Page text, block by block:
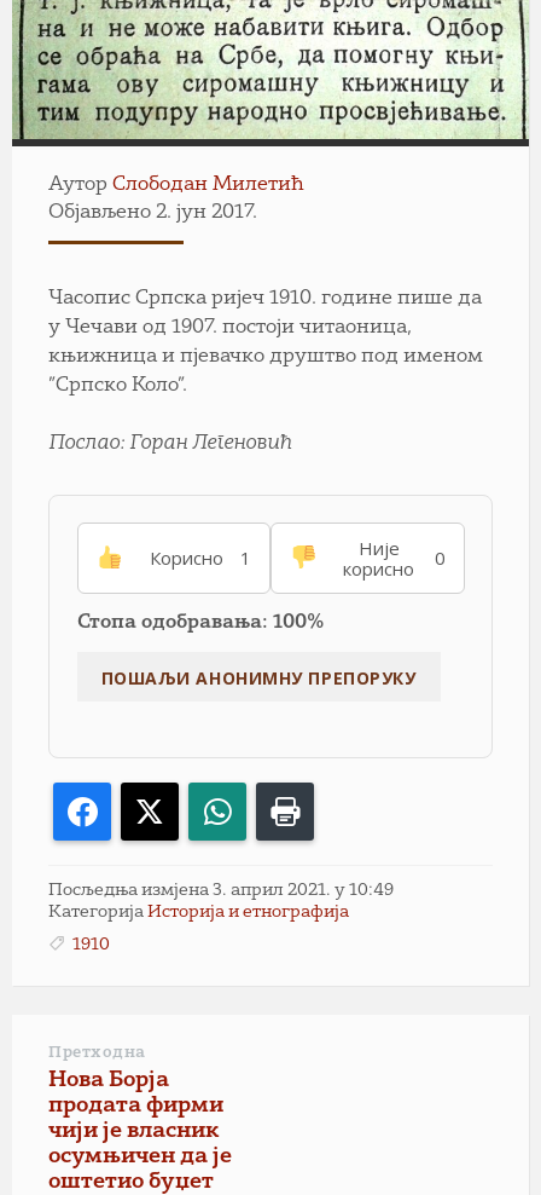
Аутор Слободан Милетић
Објављено 2. јун 2017.
Часопис Српска ријеч 1910. године пише да
у Чечави од 1907. постоји читаоница,
књижница и пјевачко друштво под именом
”Српско Коло”.
Послао: Горан Легеновић
Корисно 1
Није
корисно
0
Стопа одобравања: 100%
Facebook WhatsApp
Посљедња измјена 3. април 2021. у 10:49
Категорија Историја и етнографија
1910
Претходна
Нова Борја
продата фирми
чији је власник
осумњичен да је
оштетио буџет